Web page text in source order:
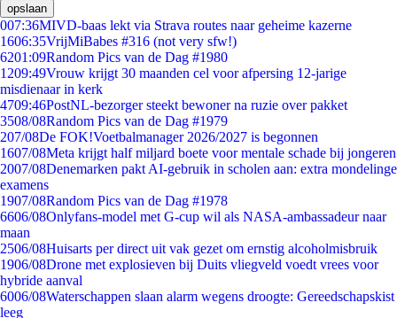
opslaan
007:36MIVD-baas lekt via Strava routes naar geheime kazerne
1606:35VrijMiBabes #316 (not very sfw!)
6201:09Random Pics van de Dag #1980
1209:49Vrouw krijgt 30 maanden cel voor afpersing 12-jarige
misdienaar in kerk
4709:46PostNL-bezorger steekt bewoner na ruzie over pakket
3508/08Random Pics van de Dag #1979
207/08De FOK!Voetbalmanager 2026/2027 is begonnen
1607/08Meta krijgt half miljard boete voor mentale schade bij jongeren
2007/08Denemarken pakt AI-gebruik in scholen aan: extra mondelinge
examens
1907/08Random Pics van de Dag #1978
6606/08Onlyfans-model met G-cup wil als NASA-ambassadeur naar
maan
2506/08Huisarts per direct uit vak gezet om ernstig alcoholmisbruik
1906/08Drone met explosieven bij Duits vliegveld voedt vrees voor
hybride aanval
6006/08Waterschappen slaan alarm wegens droogte: Gereedschapskist
leeg